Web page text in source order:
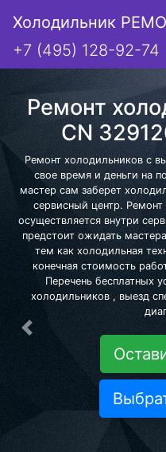
Холодильник
+7 (495) 128-92-74
Ремонт
CN
Ремонт холодильников с
свое время и деньги на
мастер сам заберет
сервисный центр.
осуществляется внутри
предстоит ожидать
тем как холодильная
конечная стоимость
Перечень бесплатных
холодильников , выезд
Предыдущая